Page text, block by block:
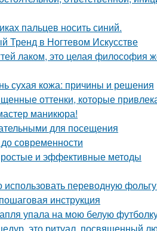
пальцев носить синий.
Тренд в Ногтевом Искусстве
лаком, это целая философия
сухая кожа: причины и решения
оттенки, которые
маникюра!
для посещения
современности
и эффективные методы
переводную
инструкция
упала на мою белую